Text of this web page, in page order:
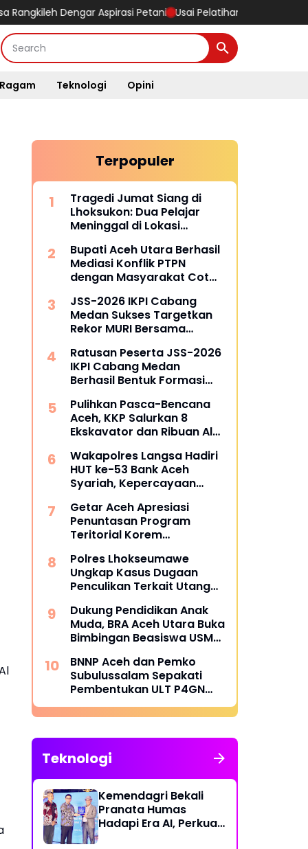
Aspirasi Petani Usai Pelatihan di Singapura, Pemkab
Ragam Teknologi Opini
Terpopuler
Tragedi Jumat Siang di
Lhoksukon: Dua Pelajar
Meninggal di Lokasi
Bupati Aceh Utara Berhasil
Mediasi Konflik PTPN
dengan Masyarakat Cot
Apresiasi
JSS-2026 IKPI Cabang
Medan Sukses Targetkan
Rekor MURI Bersama
Indonesia
Ratusan Peserta JSS-2026
IKPI Cabang Medan
Berhasil Bentuk Formasi
Pulihkan Pasca-Bencana
Aceh, KKP Salurkan 8
Ekskavator dan Ribuan Alat
Wakapolres Langsa Hadiri
HUT ke-53 Bank Aceh
Syariah, Kepercayaan
Getar Aceh Apresiasi
Penuntasan Program
Teritorial Korem
Bencana di Aceh
Polres Lhokseumawe
Ungkap Kasus Dugaan
Penculikan Terkait Utang
Pelaku Diamankan
Dukung Pendidikan Anak
Muda, BRA Aceh Utara Buka
Bimbingan Beasiswa USM
BNNP Aceh dan Pemko
Subulussalam Sepakati
Pembentukan ULT P4GN
untuk Dekatkan Layanan
Masyarakat
Teknologi
Kemendagri Bekali
Pranata Humas
Hadapi Era AI, Perkuat